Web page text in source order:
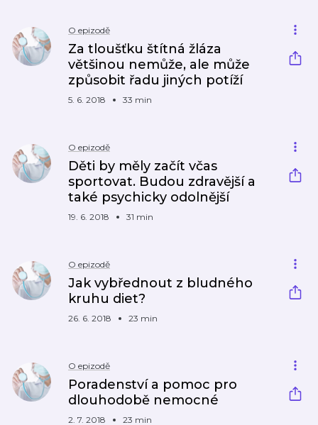
O epizodě
Za tloušťku štítná žláza
většinou nemůže, ale může
způsobit řadu jiných potíží
5. 6. 2018 33 min
O epizodě
Děti by měly začít včas
sportovat. Budou zdravější a
také psychicky odolnější
19. 6. 2018 31 min
O epizodě
Jak vybřednout z bludného
kruhu diet?
26. 6. 2018 23 min
O epizodě
Poradenství a pomoc pro
dlouhodobě nemocné
2. 7. 2018 23 min